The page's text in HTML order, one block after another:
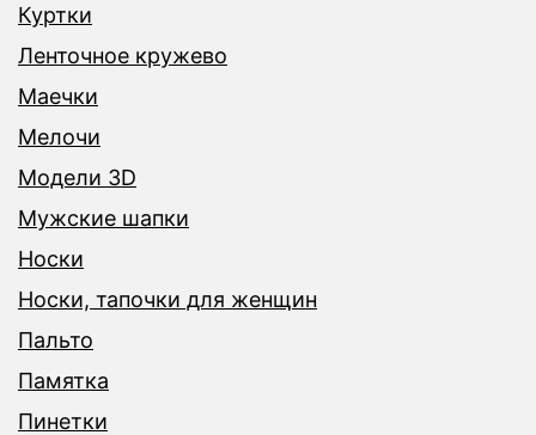
Куртки
Ленточное кружево
Маечки
Мелочи
Модели 3D
Мужские шапки
Носки
Носки, тапочки для женщин
Пальто
Памятка
Пинетки